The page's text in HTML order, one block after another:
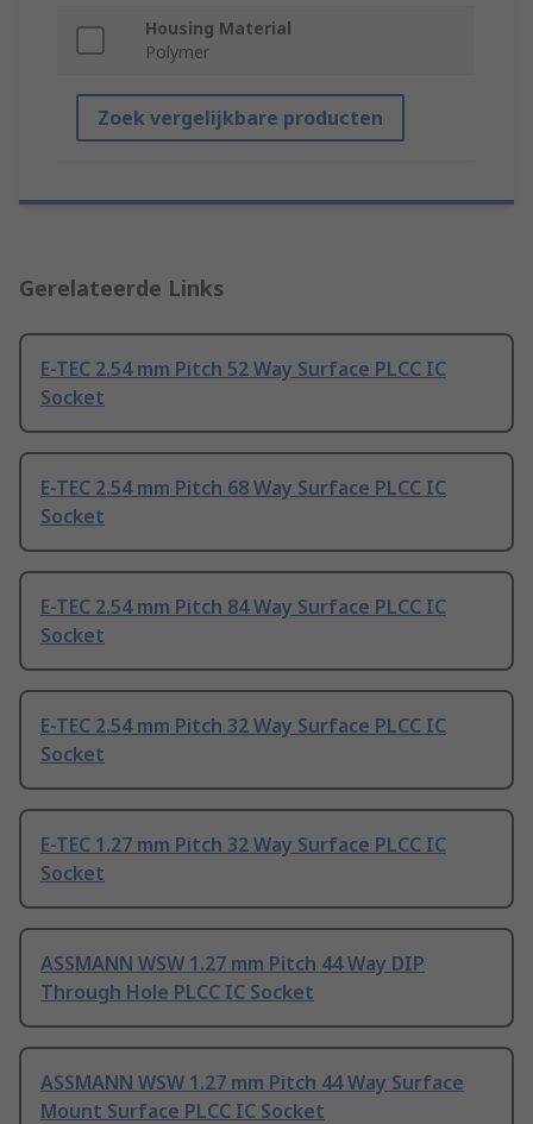
Housing Material
Polymer
Zoek vergelijkbare producten
Gerelateerde Links
E-TEC 2.54 mm Pitch 52 Way Surface PLCC IC
Socket
E-TEC 2.54 mm Pitch 68 Way Surface PLCC IC
Socket
E-TEC 2.54 mm Pitch 84 Way Surface PLCC IC
Socket
E-TEC 2.54 mm Pitch 32 Way Surface PLCC IC
Socket
E-TEC 1.27 mm Pitch 32 Way Surface PLCC IC
Socket
ASSMANN WSW 1.27 mm Pitch 44 Way DIP
Through Hole PLCC IC Socket
ASSMANN WSW 1.27 mm Pitch 44 Way Surface
Mount Surface PLCC IC Socket